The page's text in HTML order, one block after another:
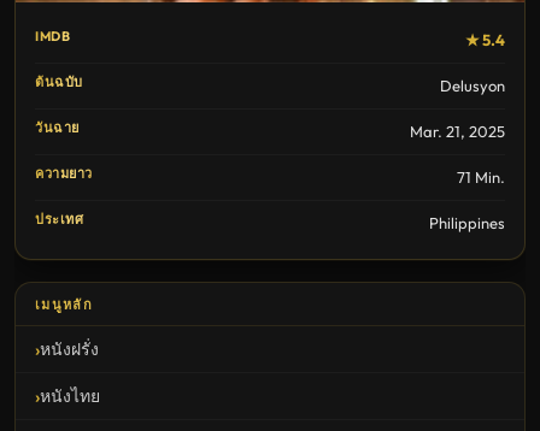
IMDB ★ 5.4
ต้นฉบับ Delusyon
วันฉาย Mar. 21, 2025
ความยาว 71 Min.
ประเทศ Philippines
เมนูหลัก
หนังฝรั่ง
หนังไทย